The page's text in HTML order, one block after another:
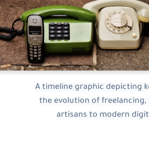
A timeline graphic
the evolution of
artisans to modern